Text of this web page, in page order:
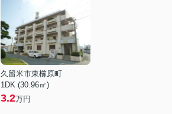
久留米市東櫛原町
1DK (30.96㎡)
3.2万円